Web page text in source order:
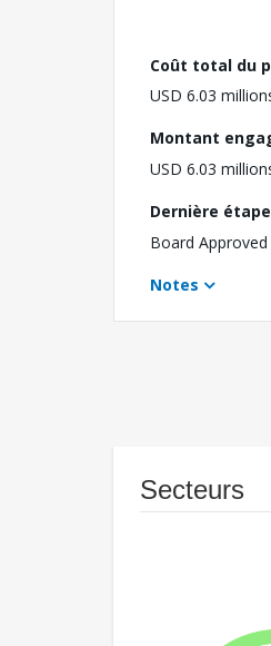
Coût total du
USD 6.03
Montant
USD 6.03
Dernière
Board Approved
Notes
Secteurs